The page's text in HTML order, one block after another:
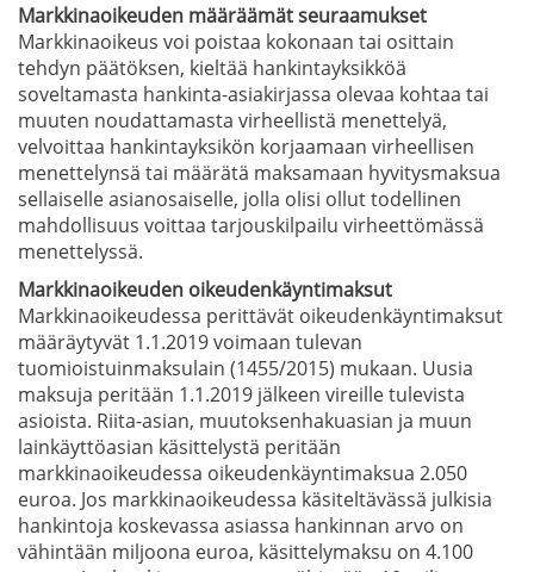
Markkinaoikeuden määräämät seuraamukset
Markkinaoikeus voi poistaa kokonaan tai osittain
tehdyn päätöksen, kieltää hankintayksikköä
soveltamasta hankinta-asiakirjassa olevaa kohtaa tai
muuten noudattamasta virheellistä menettelyä,
velvoittaa hankintayksikön korjaamaan virheellisen
menettelynsä tai määrätä maksamaan hyvitysmaksua
sellaiselle asianosaiselle, jolla olisi ollut todellinen
mahdollisuus voittaa tarjouskilpailu virheettömässä
menettelyssä.
Markkinaoikeuden oikeudenkäyntimaksut
Markkinaoikeudessa perittävät oikeudenkäyntimaksut
määräytyvät 1.1.2019 voimaan tulevan
tuomioistuinmaksulain (1455/2015) mukaan. Uusia
maksuja peritään 1.1.2019 jälkeen vireille tulevista
asioista. Riita-asian, muutoksenhakuasian ja muun
lainkäyttöasian käsittelystä peritään
markkinaoikeudessa oikeudenkäyntimaksua 2.050
euroa. Jos markkinaoikeudessa käsiteltävässä julkisia
hankintoja koskevassa asiassa hankinnan arvo on
vähintään miljoona euroa, käsittelymaksu on 4.100